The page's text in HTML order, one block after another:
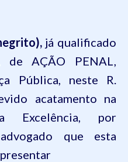
já qualificado
AÇÃO PENAL,
Pública, neste R.
acatamento na
Excelência, por
que esta